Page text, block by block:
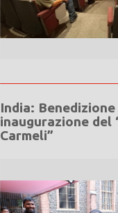
India: Benedizione
inaugurazione del
Carmeli”